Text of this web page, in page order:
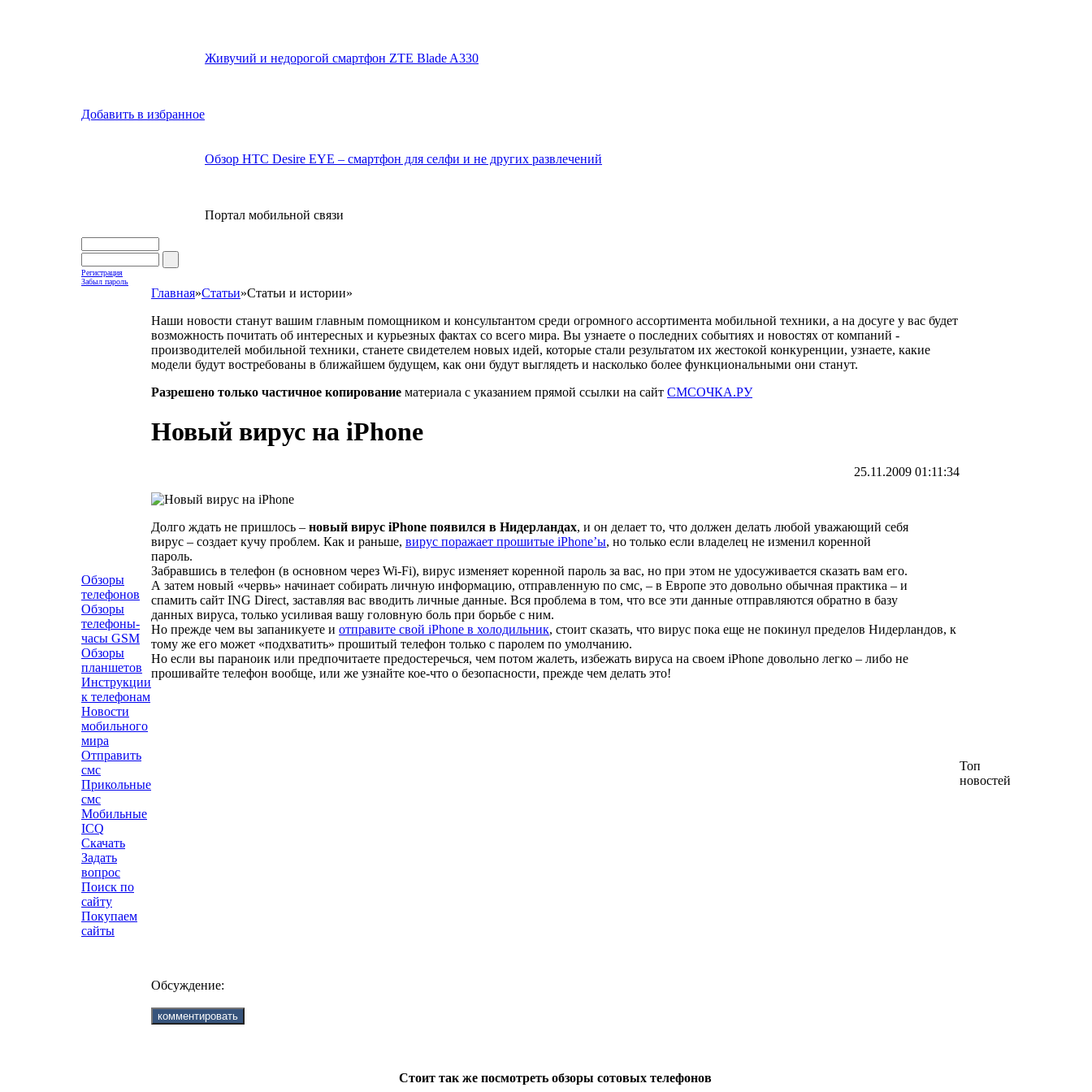
Добавить в избранное
Живучий и недорогой смартфон ZTE Blade A330
Обзор HTC Desire EYE – смартфон для селфи и не других развлечений
Портал мобильной связи
Регистрация
Забыл пароль
Обзоры
телефонов
Обзоры
телефоны-
часы GSM
Обзоры
планшетов
Инструкции
к телефонам
Новости
мобильного
мира
Отправить
смс
Прикольные
смс
Мобильные
ICQ
Скачать
Задать
вопрос
Поиск по
сайту
Покупаем
сайты
Главная»Статьи»Статьи и истории»
Наши новости станут вашим главным помощником и консультантом среди огромного ассортимента мобильной техники, а на досуге у вас будет
возможность почитать об интересных и курьезных фактах со всего мира. Вы узнаете о последних событиях и новостях от компаний -
производителей мобильной техники, станете свидетелем новых идей, которые стали результатом их жестокой конкуренции, узнаете, какие
модели будут востребованы в ближайшем будущем, как они будут выглядеть и насколько более функциональными они станут.
Разрешено только частичное копирование материала с указанием прямой ссылки на сайт СМСОЧКА.РУ
Новый вирус на iPhone
25.11.2009 01:11:34
Долго ждать не пришлось – новый вирус iPhone появился в Нидерландах, и он делает то, что должен делать любой уважающий себя
вирус – создает кучу проблем. Как и раньше, вирус поражает прошитые iPhone’ы, но только если владелец не изменил коренной
пароль.
Забравшись в телефон (в основном через Wi-Fi), вирус изменяет коренной пароль за вас, но при этом не удосуживается сказать вам его.
А затем новый «червь» начинает собирать личную информацию, отправленную по смс, – в Европе это довольно обычная практика – и
спамить сайт ING Direct, заставляя вас вводить личные данные. Вся проблема в том, что все эти данные отправляются обратно в базу
данных вируса, только усиливая вашу головную боль при борьбе с ним.
Но прежде чем вы запаникуете и отправите свой iPhone в холодильник, стоит сказать, что вирус пока еще не покинул пределов Нидерландов, к
тому же его может «подхватить» прошитый телефон только с паролем по умолчанию.
Но если вы параноик или предпочитаете предостеречься, чем потом жалеть, избежать вируса на своем iPhone довольно легко – либо не
прошивайте телефон вообще, или же узнайте кое-что о безопасности, прежде чем делать это!
Обсуждение:
Стоит так же посмотреть обзоры сотовых телефонов
Топ
новостей